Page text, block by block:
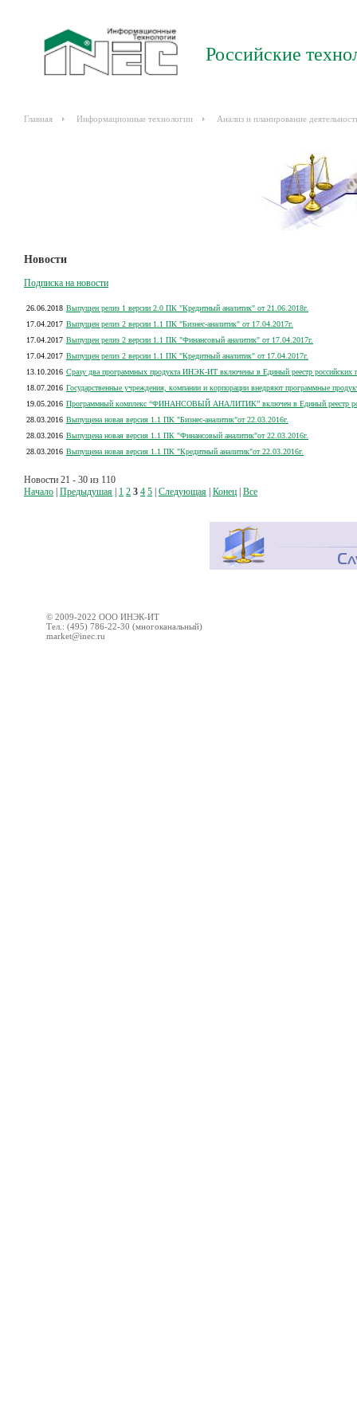
Российские
Главная Информационные технологии Анализ и планирование
Новости
Подписка на новости
26.06.2018 Выпущен релиз 1 версии 2.0 ПК "Кредитный аналитик" от 21.06.2018г.
17.04.2017 Выпущен релиз 2 версии 1.1 ПК "Бизнес-аналитик" от 17.04.2017г.
17.04.2017 Выпущен релиз 2 версии 1.1 ПК "Финансовый аналитик" от 17.04.2017г.
17.04.2017 Выпущен релиз 2 версии 1.1 ПК "Кредитный аналитик" от 17.04.2017г.
13.10.2016 Сразу два программных продукта ИНЭК-ИТ включены в Единый реестр российских
18.07.2016 Государственные учреждения, компании и корпорации внедряют программные
19.05.2016 Программный комплекс “ФИНАНСОВЫЙ АНАЛИТИК” включен в Единый реестр
28.03.2016 Выпущена новая версия 1.1 ПК "Бизнес-аналитик"от 22.03.2016г.
28.03.2016 Выпущена новая версия 1.1 ПК "Финансовый аналитик"от 22.03.2016г.
28.03.2016 Выпущена новая версия 1.1 ПК "Кредитный аналитик"от 22.03.2016г.
Новости 21 - 30 из 110
Начало Предыдушая 1 2 3 4 5 Следующая Конец Все
© 2009-2022 ООО ИНЭК-ИТ
Тел.: (495) 786-22-30 (многоканальный)
market@inec.ru